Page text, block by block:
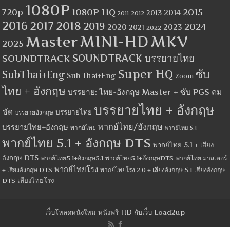
720p 1080P 1080P HQ 2011 2012 2013 2014 2015
2016 2017 2018 2019 2020 2021 2022 2023 2024
2025 MasterMINI-HDMKV
SOUNDTRACK SOUNDTRACK บรรยายไทย
SubThai+Eng Sub Thai+Eng Super HQ Zoom ซับ
ไทย + อังกฤษ บรรยาย: ไทย-อังกฤษ Master + ซับ PGS คม
ชัด บรรยายอังกฤษ บรรยายไทย บรรยายไทย + อังกฤษ
บรรยายไทย+อังกฤษ พากย์ไทย พากย์ไทย/อังกฤษ พากย์ไทย 5.1
พากย์ไทย 5.1 + อังกฤษ DTS พากย์ไทย 5.1 + เสียง
อังกฤษ DTS พากย์ไทย5.1+อังกฤษ5.1 พากย์ไทย5.1+อังกฤษDTS พากย์ไทย มาสเตอร์
+ เสียงอังกฤษ DTS พากย์ไทยโรง พากย์ไทยโรง 2.0 + เสียงอังกฤษ 5.1 เสียงอังกฤษ
DTS เสียงไทยโรง
เว็บโหลดหนังใหม่ หนังฟรี HD กับเว็บ Load2up